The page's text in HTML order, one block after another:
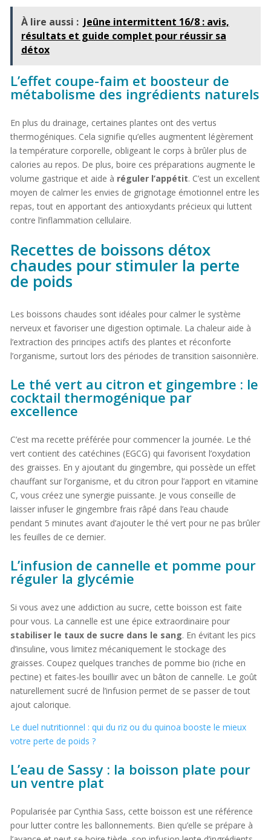
À lire aussi : Jeûne intermittent 16/8 : avis,
résultats et guide complet pour réussir sa
détox
L’effet coupe-faim et boosteur de
métabolisme des ingrédients naturels
En plus du drainage, certaines plantes ont des vertus
thermogéniques. Cela signifie qu’elles augmentent légèrement
la température corporelle, obligeant le corps à brûler plus de
calories au repos. De plus, boire ces préparations augmente le
volume gastrique et aide à réguler l’appétit. C’est un excellent
moyen de calmer les envies de grignotage émotionnel entre les
repas, tout en apportant des antioxydants précieux qui luttent
contre l’inflammation cellulaire.
Recettes de boissons détox
chaudes pour stimuler la perte
de poids
Les boissons chaudes sont idéales pour calmer le système
nerveux et favoriser une digestion optimale. La chaleur aide à
l’extraction des principes actifs des plantes et réconforte
l’organisme, surtout lors des périodes de transition saisonnière.
Le thé vert au citron et gingembre : le
cocktail thermogénique par
excellence
C’est ma recette préférée pour commencer la journée. Le thé
vert contient des catéchines (EGCG) qui favorisent l’oxydation
des graisses. En y ajoutant du gingembre, qui possède un effet
chauffant sur l’organisme, et du citron pour l’apport en vitamine
C, vous créez une synergie puissante. Je vous conseille de
laisser infuser le gingembre frais râpé dans l’eau chaude
pendant 5 minutes avant d’ajouter le thé vert pour ne pas brûler
les feuilles de ce dernier.
L’infusion de cannelle et pomme pour
réguler la glycémie
Si vous avez une addiction au sucre, cette boisson est faite
pour vous. La cannelle est une épice extraordinaire pour
stabiliser le taux de sucre dans le sang. En évitant les pics
d’insuline, vous limitez mécaniquement le stockage des
graisses. Coupez quelques tranches de pomme bio (riche en
pectine) et faites-les bouillir avec un bâton de cannelle. Le goût
naturellement sucré de l’infusion permet de se passer de tout
ajout calorique.
Le duel nutritionnel : qui du riz ou du quinoa booste le mieux
votre perte de poids ?
L’eau de Sassy : la boisson plate pour
un ventre plat
Popularisée par Cynthia Sass, cette boisson est une référence
pour lutter contre les ballonnements. Bien qu’elle se prépare à